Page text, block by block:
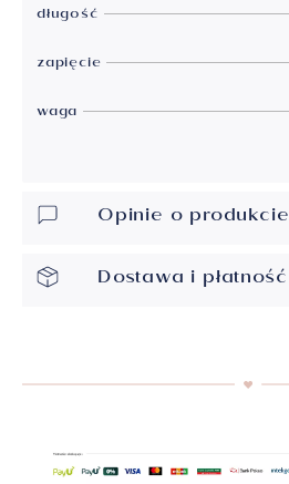
długość
zapięcie
waga
Opinie o produkcie
Dostawa i płatność